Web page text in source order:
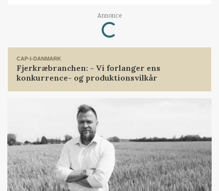
Annonce
Loading...
CAP-I-DANMARK
Fjerkræbranchen: - Vi forlanger ens
konkurrence- og produktionsvilkår